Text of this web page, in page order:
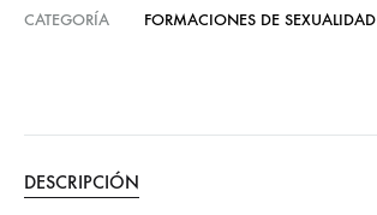
CATEGORÍA
FORMACIONES DE SEXUALIDAD
DESCRIPCIÓN